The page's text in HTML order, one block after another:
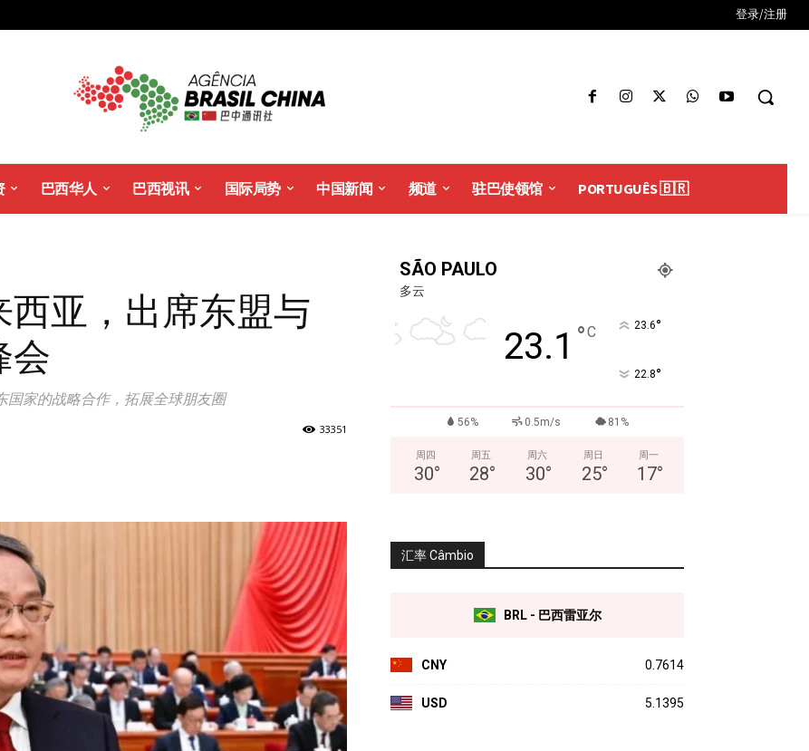
登录/注册
巴西华人 巴西视讯 国际局势 中国新闻 频道 驻巴使领馆 PORTUGUÊS 🇧🇷
亚，出席东盟与
会
国家的战略合作，拓展全球朋友圈
33351
SÃO PAULO
多云
23.1 °C 23.6°
22.8°
56% 0.5m/s 81%
周四
30°
周五
28°
周六
30°
周日
25°
周一
17°
汇率 Câmbio
BRL - 巴西雷亚尔
CNY 0.7614
USD 5.1395